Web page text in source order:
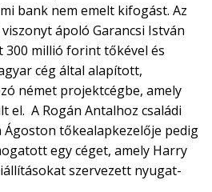
bank nem emelt kifogást. Az
ápoló Garancsi István
millió forint tőkével és
cég által alapított,
német projektcégbe, amely
el. A Rogán Antalhoz családi
Ágoston tőkealapkezelője pedig
egy céget, amely Harry
szervezett nyugat-